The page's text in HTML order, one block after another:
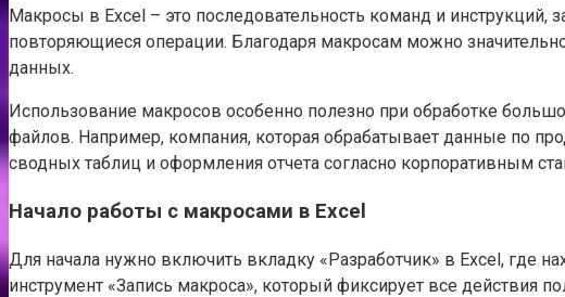
Макросы в Excel – это последовательность команд и инструкций,
повторяющиеся операции. Благодаря макросам можно
данных.
Использование макросов особенно полезно при обработке
файлов. Например, компания, которая обрабатывает данные по
сводных таблиц и оформления отчета согласно корпоративным
Начало работы с макросами в Excel
Для начала нужно включить вкладку «Разработчик» в Excel, где
инструмент «Запись макроса», который фиксирует все действия